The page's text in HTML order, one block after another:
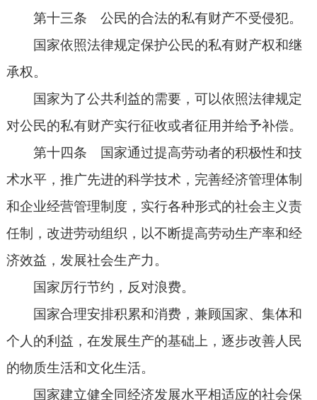
第十三条 公民的合法的私有财产不受侵犯。
国家依照法律规定保护公民的私有财产权和继
承权。
国家为了公共利益的需要，可以依照法律规定
对公民的私有财产实行征收或者征用并给予补偿。
第十四条 国家通过提高劳动者的积极性和技
术水平，推广先进的科学技术，完善经济管理体制
和企业经营管理制度，实行各种形式的社会主义责
任制，改进劳动组织，以不断提高劳动生产率和经
济效益，发展社会生产力。
国家厉行节约，反对浪费。
国家合理安排积累和消费，兼顾国家、集体和
个人的利益，在发展生产的基础上，逐步改善人民
的物质生活和文化生活。
国家建立健全同经济发展水平相适应的社会保